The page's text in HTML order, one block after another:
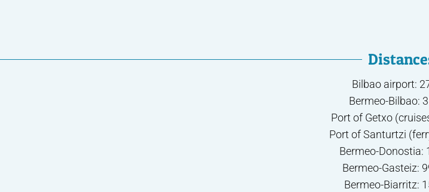
Bilbao airport:
Bermeo-Bilbao:
Port of Getxo
Port of Santurtzi
Bermeo-Donostia:
Bermeo-Gasteiz:
Bermeo-Biarritz: